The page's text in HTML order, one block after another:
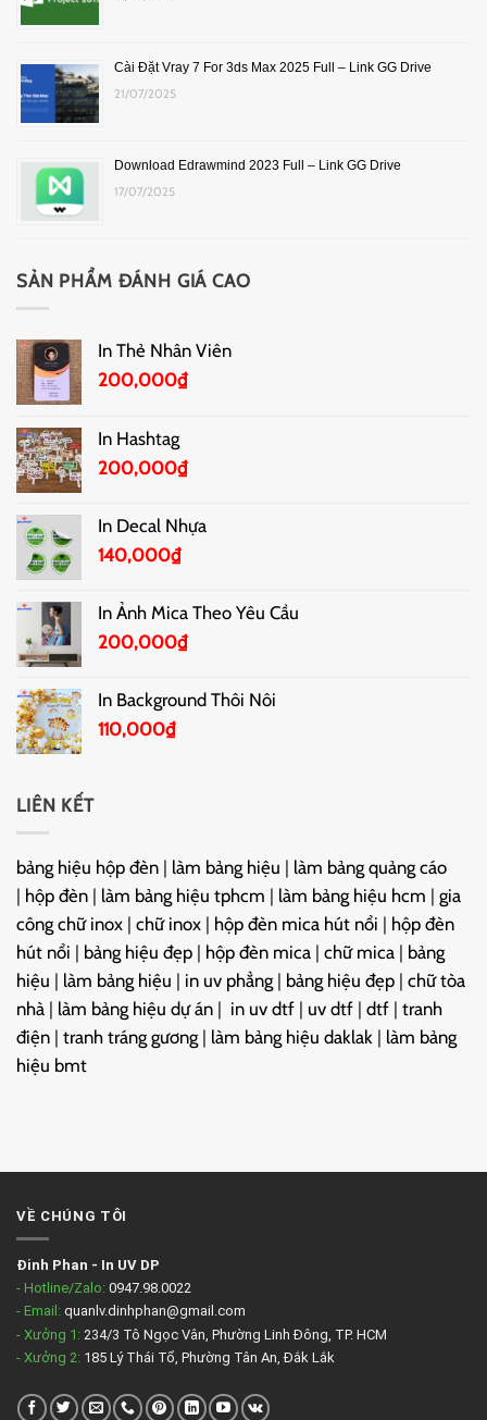
Cài Đặt Vray 7 For 3ds Max 2025 Full – Link GG Drive
21/07/2025
Download Edrawmind 2023 Full – Link GG Drive
17/07/2025
SẢN PHẨM ĐÁNH GIÁ CAO
In Thẻ Nhân Viên
200,000₫
In Hashtag
200,000₫
In Decal Nhựa
140,000₫
In Ảnh Mica Theo Yêu Cầu
200,000₫
In Background Thôi Nôi
110,000₫
LIÊN KẾT
bảng hiệu hộp đèn | làm bảng hiệu | làm bảng quảng cáo
| hộp đèn | làm bảng hiệu tphcm | làm bảng hiệu hcm | gia
công chữ inox | chữ inox | hộp đèn mica hút nổi | hộp đèn
hút nổi | bảng hiệu đẹp | hộp đèn mica | chữ mica | bảng
hiệu | làm bảng hiệu | in uv phẳng | bảng hiệu đẹp | chữ tòa
nhà | làm bảng hiệu dự án | in uv dtf | uv dtf | dtf | tranh
điện | tranh tráng gương | làm bảng hiệu daklak | làm bảng
hiệu bmt
VỀ CHÚNG TÔI
Đinh Phan - In UV DP
- Hotline/Zalo: 0947.98.0022
- Email: quanlv.dinhphan@gmail.com
- Xưởng 1: 234/3 Tô Ngọc Vân, Phường Linh Đông, TP. HCM
- Xưởng 2: 185 Lý Thái Tổ, Phường Tân An, Đắk Lắk